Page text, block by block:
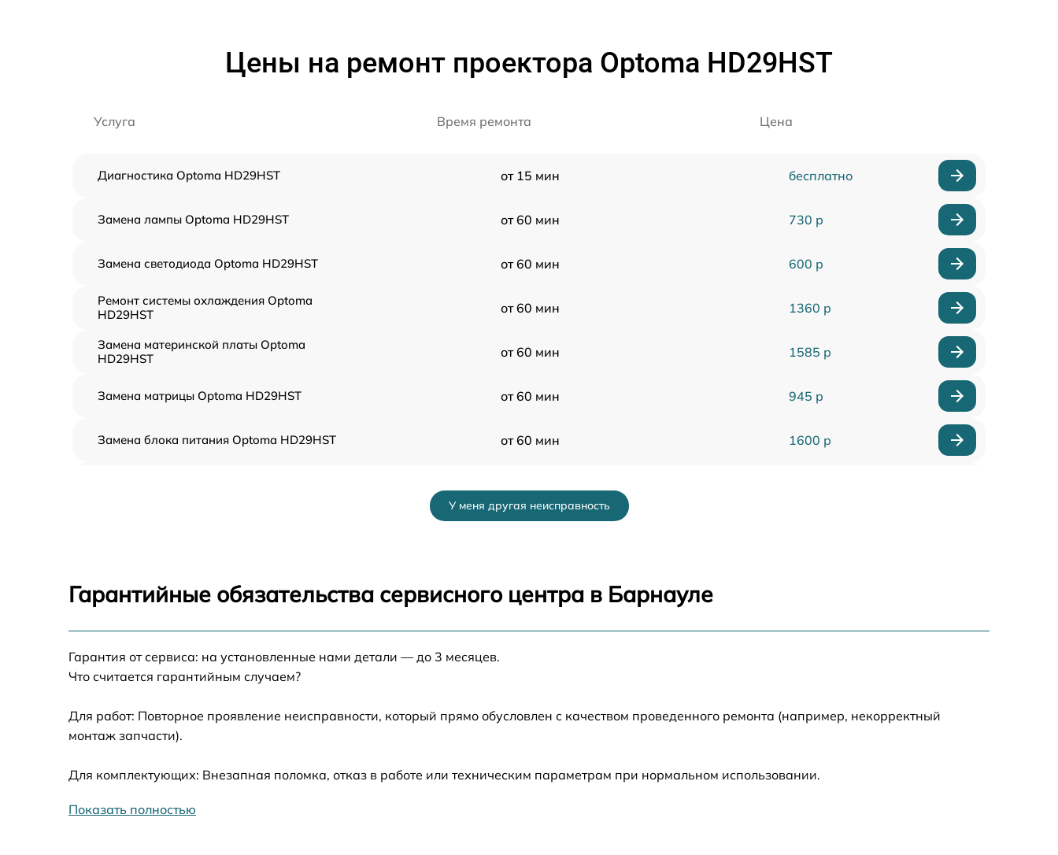
Цены на ремонт проектора Optoma HD29HST
Услуга Время ремонта Цена
Диагностика Optoma HD29HST от 15 мин бесплатно
Замена лампы Optoma HD29HST от 60 мин 730 р
Замена светодиода Optoma HD29HST от 60 мин 600 р
Ремонт системы охлаждения Optoma
HD29HST
от 60 мин 1360 р
Замена материнской платы Optoma
HD29HST
от 60 мин 1585 р
Замена матрицы Optoma HD29HST от 60 мин 945 р
Замена блока питания Optoma HD29HST от 60 мин 1600 р
Замена балластера Optoma HD29HST
HD29HST
У меня другая неисправность
Гарантийные обязательства сервисного центра в Барнауле
Гарантия от сервиса: на установленные нами детали — до 3 месяцев.
Что считается гарантийным случаем?
Для работ: Повторное проявление неисправности, который прямо обусловлен с качеством проведенного ремонта (например, некорректный
монтаж запчасти).
Для комплектующих: Внезапная поломка, отказ в работе или техническим параметрам при нормальном использовании.
Показать полностью